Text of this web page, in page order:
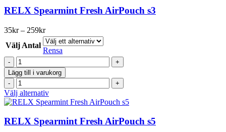
mängd
Strawberry
Lush
mängd
har
flera
De
olika
alternativen
väljas
på
produktsidan
RELX Spearmint Fresh AirPouch s3
35kr – 259krPrisintervall:
35kr
till
259kr
Välj Antal
Rensa
RELX
Spearmint
Fresh
AirPouch
s3
mängd
Lägg till i varukorg
RELX
Spearmint
Fresh
AirPouch
s3
mängd
Välj alternativDen
här
har
RELX Spearmint Fresh AirPouch s5